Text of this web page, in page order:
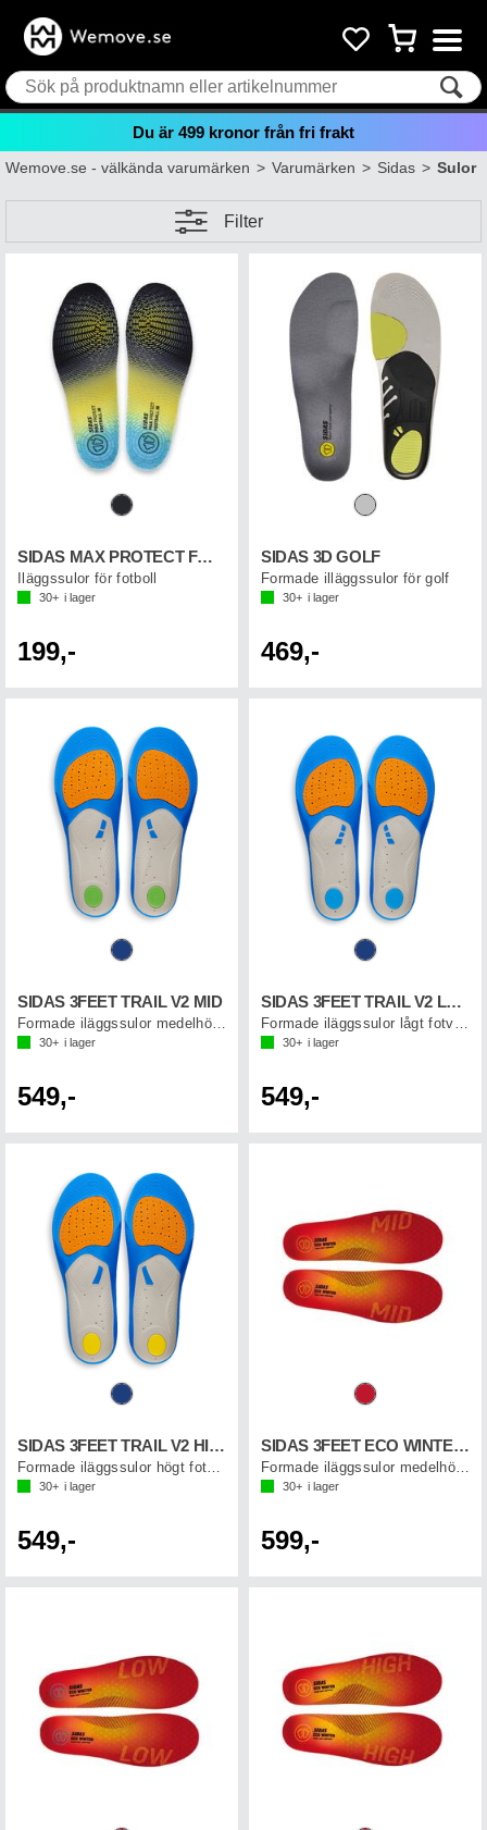
Du är 499 kronor från fri frakt
Wemove.se - välkända varumärken>Varumärken>Sidas>Sulor
Filter
SIDAS MAX PROTECT FOOTBALL JR
Iläggssulor för fotboll
30+ i lager
199,-
SIDAS 3D GOLF
Formade illäggssulor för golf
30+ i lager
469,-
SIDAS 3FEET TRAIL V2 MID
Formade iläggssulor medelhögt fotvalv
30+ i lager
549,-
SIDAS 3FEET TRAIL V2 LOW
30+ i lager
549,-
SIDAS 3FEET TRAIL V2 HIGH
Formade iläggssulor högt fotvalv
30+ i lager
549,-
SIDAS 3FEET ECO WINTER MID
Formade iläggssulor medelhögt fotvalv
30+ i lager
599,-